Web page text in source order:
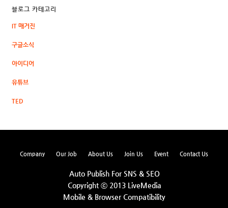
블로그 카테고리
IT 매거진
구글소식
아이디어
유튜브
TED
Company Our Job About Us Join Us Event Contact Us
Auto Publish For SNS & SEO
Copyright ⓒ 2013 LiveMedia
Mobile & Browser Compatibility